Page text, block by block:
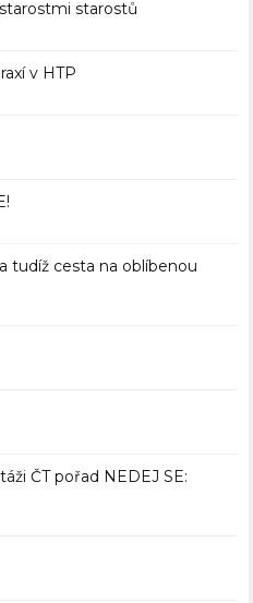
starostů
v HTP
tudíž cesta na oblíbenou
ČT pořad NEDEJ SE: